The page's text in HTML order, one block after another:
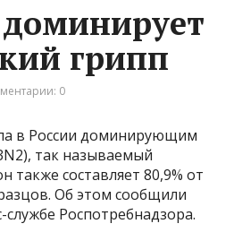
грипп
0
в России доминирующим
так называемый
также составляет 80,9% от
Об этом сообщили
Роспотребнадзора.